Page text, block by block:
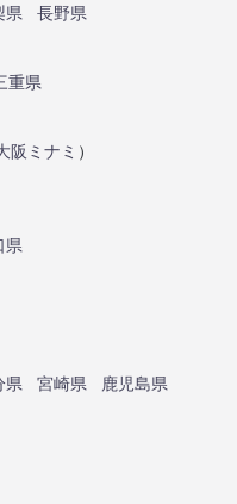
県
長野県
重県
阪ミナミ ）
県
県 宮崎県
鹿児島県